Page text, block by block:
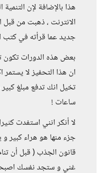
هذا بالإضافة لإن
الانترنت ، ذهبت من
جديد عما قرأته في كتب
بعض هذه الدورات تكون
ان هذا التحفيز لا
تخيل انك تدفع مبلغ
ساعات !
لا أنكر انني استفدت
جزء منها هو هراء كبير و
قانون الجذب ( قبل أن
غني و ستجد نفسك